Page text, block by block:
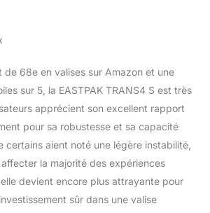
de 68e en valises sur Amazon et une
sur 5, la EASTPAK TRANS4 S est très
apprécient son excellent rapport
pour sa robustesse et sa capacité
certains aient noté une légère instabilité,
la majorité des expériences
devient encore plus attrayante pour
sûr dans une valise